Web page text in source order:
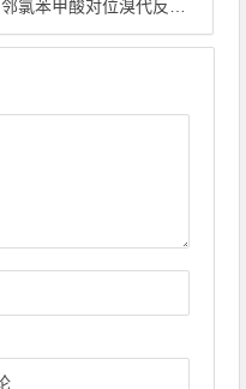
邻氯苯甲酸对位溴代反应的溶剂选择与反应机理分析